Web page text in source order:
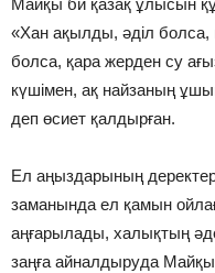
Майқы би қазақ ұлысын
«Хан ақылды, әділ
болса, қара жерден су
күшімен, ақ найзаның
деп өсиет қалдырған.
Ел аңыздарының
заманында ел қамын
аңғарылады, халықтың
заңға айналдыруда